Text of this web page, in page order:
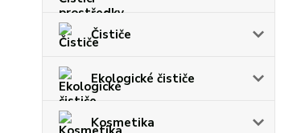
Čističe
Ekologické čističe
Kosmetika